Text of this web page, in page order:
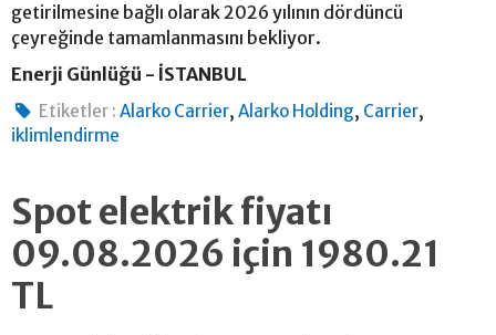
getirilmesine bağlı olarak 2026 yılının dördüncü
çeyreğinde tamamlanmasını bekliyor.
Enerji Günlüğü - İSTANBUL
Etiketler : Alarko Carrier,Alarko Holding, Carrier,
iklimlendirme
Spot elektrik fiyatı
09.08.2026 için 1980.21
TL